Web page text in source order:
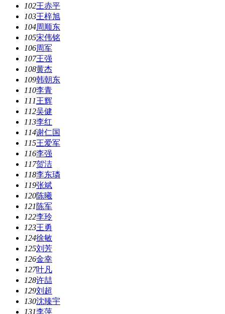
102王赤平
103王梓旭
104周顺东
105宋伟铭
106周军
107王强
108黄杰
109韩朝东
110李青
111王辉
112吴健
113李红
114谢仁国
115王爱军
116李强
117贺洁
118李东璘
119张斌
120陈曦
121 陈军
122李玲
123王勇
124徐敏
125刘芳
126金幸
127叶凡
128许喆
129刘超
130沈臻宇
131李萍